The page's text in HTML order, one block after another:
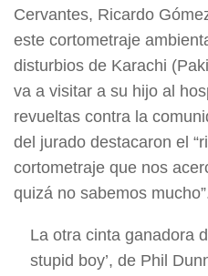
Cervantes, Ricardo
este cortometraje
disturbios de Karachi
va a visitar a su hijo al
revueltas contra la
del jurado destacaron el
cortometraje que nos
quizá no sabemos
La otra cinta ganadora
stupid boy’, de Phil